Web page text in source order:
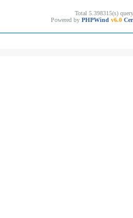
Total 5.398315(s)
Powered by PHPWind v6.0